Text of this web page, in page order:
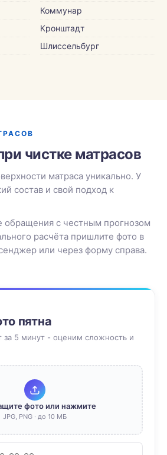
Коммунар
Кронштадт
Шлиссельбург
чистке матрасов
матраса уникально. У
состав и свой подход к
с честным прогнозом
расчёта пришлите фото в
или через форму справа.
пятна
за 5 минут - оценим сложность и
фото или нажмите
JPG, PNG · до 10 МБ